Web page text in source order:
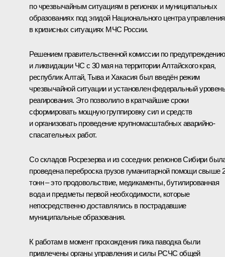
по чрезвычайным ситуациям в регионах и муниципальных
образованиях под эгидой Национального центра управления
в кризисных ситуациях МЧС России.
Решением правительственной комиссии по предупреждению
и ликвидации ЧС с 30 мая на территории Алтайского края,
республик Алтай, Тыва и Хакасия был введён режим
чрезвычайной ситуации и установлен федеральный уровень
реагирования. Это позволило в кратчайшие сроки
сформировать мощную группировку сил и средств
и организовать проведение крупномасштабных аварийно-
спасательных работ.
Со складов Росрезерва и из соседних регионов Сибири
проведена переброска грузов гуманитарной помощи свыше
тонн – это продовольствие, медикаменты, бутилированная
вода и предметы первой необходимости, которые
непосредственно доставлялись в пострадавшие
муниципальные образования.
К работам в момент прохождения пика паводка были
привлечены органы управления и силы РСЧС общей